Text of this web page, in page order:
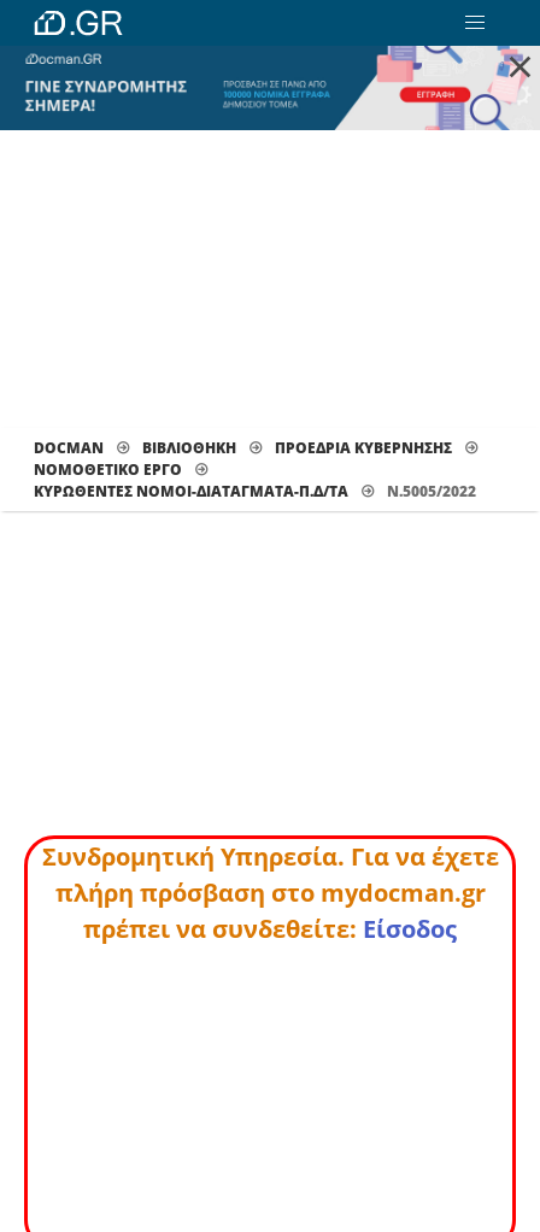
×
DOCMAN ΒΙΒΛΙΟΘΗΚΗ
ΠΡΟΕΔΡΙΑ ΚΥΒΕΡΝΗΣΗΣ
ΝΟΜΟΘΕΤΙΚΟ ΕΡΓΟ
ΚΥΡΩΘΈΝΤΕΣ ΝΌΜΟΙ-ΔΙΑΤΆΓΜΑΤΑ-Π.Δ/ΤΑ
Ν.5005/2022
Συνδρομητική Υπηρεσία. Για να έχετε
πλήρη πρόσβαση στο mydocman.gr
πρέπει να συνδεθείτε: Είσοδος